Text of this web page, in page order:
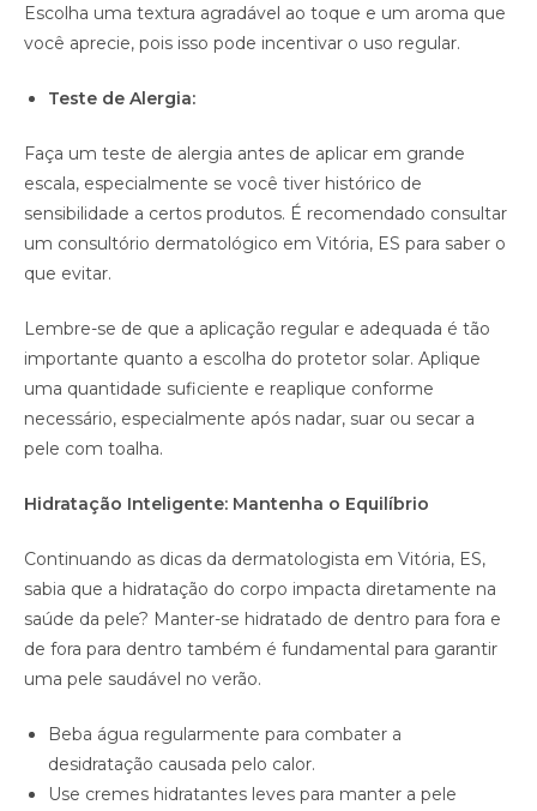
Escolha uma textura agradável ao toque e um aroma que
você aprecie, pois isso pode incentivar o uso regular.
Teste de Alergia:
Faça um teste de alergia antes de aplicar em grande
escala, especialmente se você tiver histórico de
sensibilidade a certos produtos. É recomendado consultar
um consultório dermatológico em Vitória, ES para saber o
que evitar.
Lembre-se de que a aplicação regular e adequada é tão
importante quanto a escolha do protetor solar. Aplique
uma quantidade suficiente e reaplique conforme
necessário, especialmente após nadar, suar ou secar a
pele com toalha.
Hidratação Inteligente: Mantenha o Equilíbrio
Continuando as dicas da dermatologista em Vitória, ES,
sabia que a hidratação do corpo impacta diretamente na
saúde da pele? Manter-se hidratado de dentro para fora e
de fora para dentro também é fundamental para garantir
uma pele saudável no verão.
Beba água regularmente para combater a
desidratação causada pelo calor.
Use cremes hidratantes leves para manter a pele